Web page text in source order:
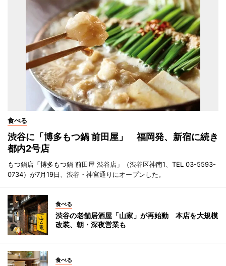
食べる
渋谷に「博多もつ鍋 前田屋」 福岡発、新宿に続き
都内2号店
もつ鍋店「博多もつ鍋 前田屋 渋谷店」（渋谷区神南1、TEL 03-5593-
0734）が7月19日、渋谷・神宮通りにオープンした。
食べる
渋谷の老舗居酒屋「山家」が再始動 本店を大規模
改装、朝・深夜営業も
食べる